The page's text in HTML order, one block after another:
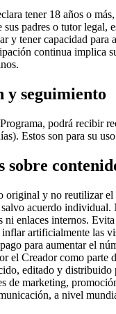
tener 18 años o
padres o tutor legal,
y tener capacidad para
continua implica
y seguimiento
podrá recibir
Estos son para su
sobre
original y no reutilizar
acuerdo individual.
ni enlaces internos.
artificialmente las
para aumentar el
el Creador como parte
editado y
de marketing,
a nivel